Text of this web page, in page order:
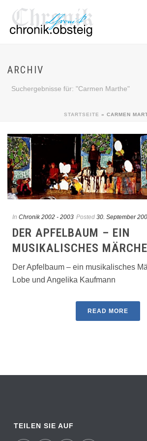
ARCHIV
Suchergebnisse für: "Carmen Marthe"
STARTSEITE » CARMEN
In Chronik 2002 - 2003 Posted 30. September
DER APFELBAUM – EIN
MUSIKALISCHES
Der Apfelbaum – ein musikalisches
Lobe und Angelika Kaufmann
READ MORE
TEILEN SIE AUF